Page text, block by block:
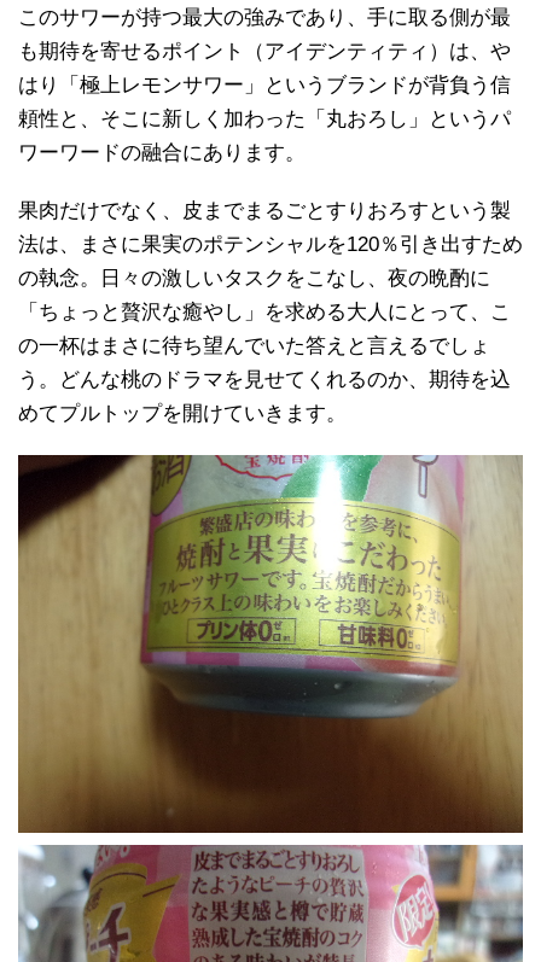
このサワーが持つ最大の強みであり、手に取る側が最
も期待を寄せるポイント（アイデンティティ）は、や
はり「極上レモンサワー」というブランドが背負う信
頼性と、そこに新しく加わった「丸おろし」というパ
ワーワードの融合にあります。
果肉だけでなく、皮までまるごとすりおろすという製
法は、まさに果実のポテンシャルを120％引き出すため
の執念。日々の激しいタスクをこなし、夜の晩酌に
「ちょっと贅沢な癒やし」を求める大人にとって、こ
の一杯はまさに待ち望んでいた答えと言えるでしょ
う。どんな桃のドラマを見せてくれるのか、期待を込
めてプルトップを開けていきます。